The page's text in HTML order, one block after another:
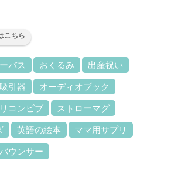
こちら
バス おくるみ 出産祝い
引器 オーディオブック
コンビブ ストローマグ
英語の絵本 ママ用サプリ
バウンサー